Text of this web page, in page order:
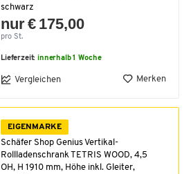
schwarz
nur € 175,00
pro St.
Lieferzeit:innerhalb 1 Woche
Vergleichen Merken
EIGENMARKE
Schäfer Shop Genius Vertikal-
Rollladenschrank TETRIS WOOD, 4,5
OH, H 1910 mm, Höhe inkl. Gleiter,